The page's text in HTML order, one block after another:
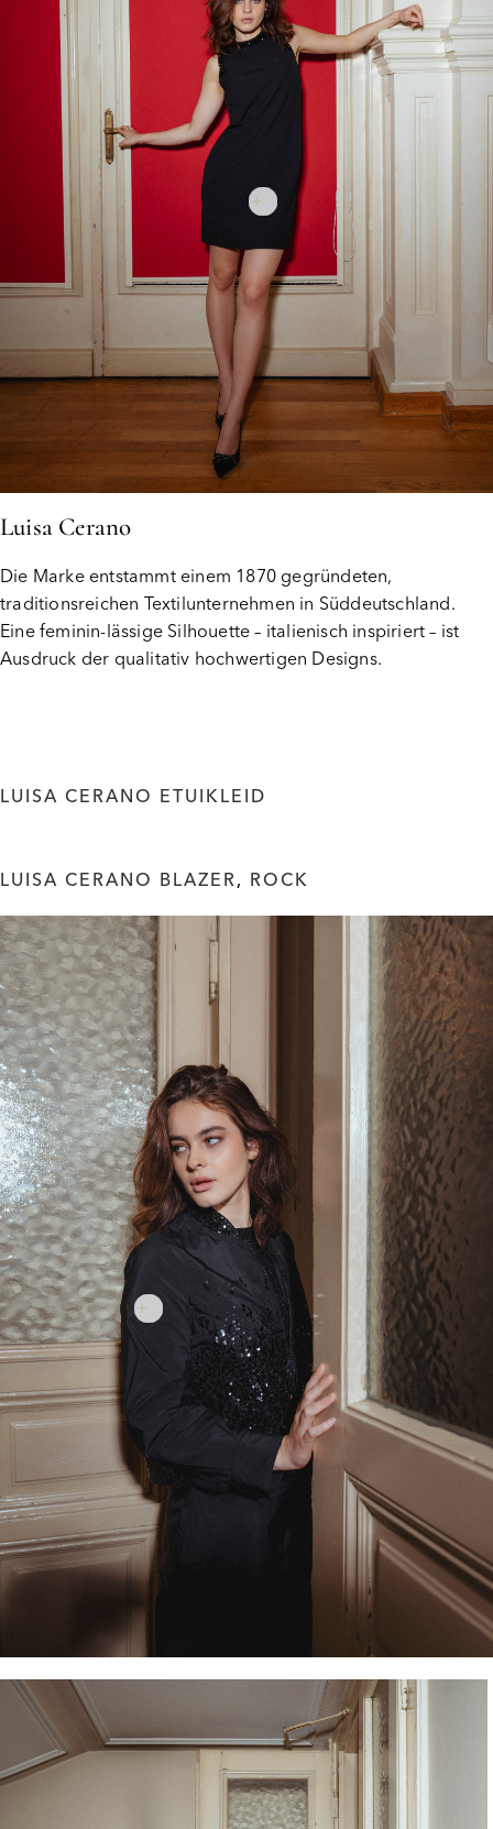
Luisa Cerano
Die Marke entstammt einem 1870 gegründeten,
traditionsreichen Textilunternehmen in Süddeutschland.
Eine feminin-lässige Silhouette – italienisch inspiriert – ist
Ausdruck der qualitativ hochwertigen Designs.
LUISA CERANO ETUIKLEID
LUISA CERANO BLAZER, ROCK